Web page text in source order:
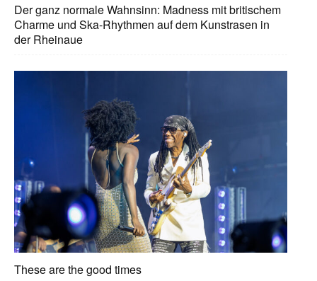
Der ganz normale Wahnsinn: Madness mit britischem
Charme und Ska-Rhythmen auf dem Kunstrasen in
der Rheinaue
These are the good times